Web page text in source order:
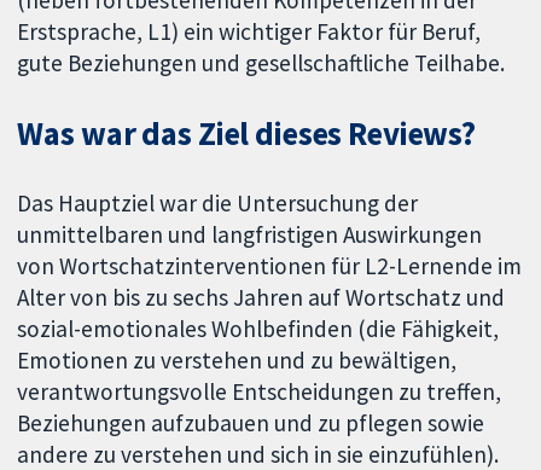
Erstsprache, L1) ein wichtiger Faktor für Beruf,
gute Beziehungen und gesellschaftliche Teilhabe.
Was war das Ziel dieses Reviews?
Das Hauptziel war die Untersuchung der
unmittelbaren und langfristigen Auswirkungen
von Wortschatzinterventionen für L2-Lernende im
Alter von bis zu sechs Jahren auf Wortschatz und
sozial-emotionales Wohlbefinden (die Fähigkeit,
Emotionen zu verstehen und zu bewältigen,
verantwortungsvolle Entscheidungen zu treffen,
Beziehungen aufzubauen und zu pflegen sowie
andere zu verstehen und sich in sie einzufühlen).